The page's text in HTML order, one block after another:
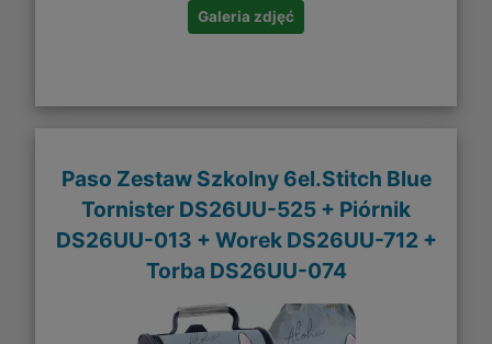
Galeria zdjęć
Paso Zestaw Szkolny 6el.Stitch Blue
Tornister DS26UU-525 + Piórnik
DS26UU-013 + Worek DS26UU-712 +
Torba DS26UU-074